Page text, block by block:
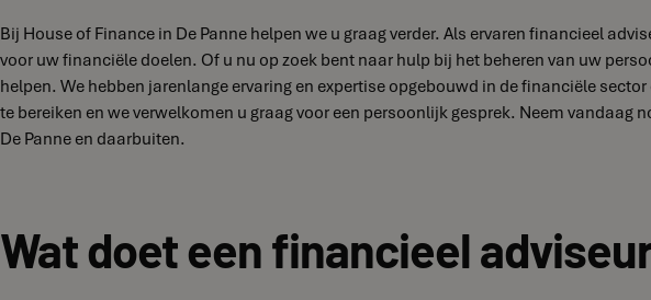
Bij House of Finance in De Panne helpen we u graag verder. Als ervaren financieel
voor uw financiële doelen. Of u nu op zoek bent naar hulp bij het beheren van uw
helpen. We hebben jarenlange ervaring en expertise opgebouwd in de financiële
te bereiken en we verwelkomen u graag voor een persoonlijk gesprek. Neem
De Panne en daarbuiten.
Wat doet een financieel